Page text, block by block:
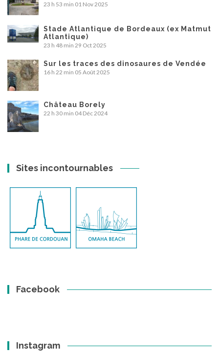
23 h 53 min 01 Nov 2025
Stade Atlantique de Bordeaux (ex Matmut
Atlantique)
23 h 48 min 29 Oct 2025
Sur les traces des dinosaures de Vendée
16 h 22 min 05 Août 2025
Château Borely
22 h 30 min 04 Déc 2024
Sites incontournables
Facebook
Instagram